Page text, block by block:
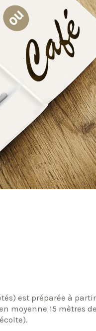
est préparée à
moyenne 15 mètres